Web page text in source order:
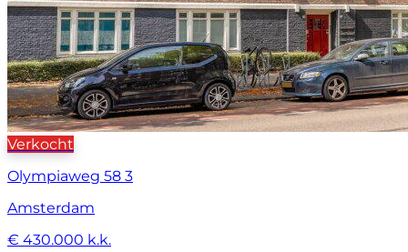
Verkocht
Olympiaweg 58 3
Amsterdam
€ 430.000 k.k.